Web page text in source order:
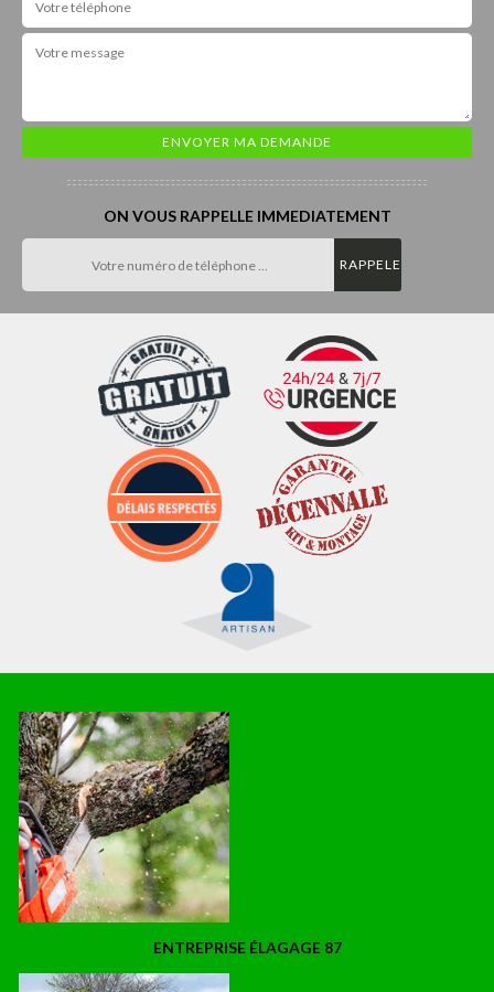
ON VOUS RAPPELLE IMMEDIATEMENT
ENTREPRISE ÉLAGAGE 87